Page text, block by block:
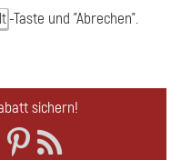
-Taste und "Abrechen".
sichern!